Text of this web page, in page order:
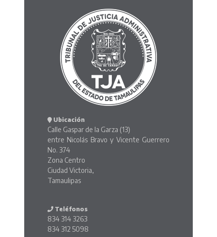
Ubicación
Calle Gaspar de la Garza (13)
entre Nicolás Bravo y Vicente Guerrero
No. 374
Zona Centro
Ciudad Victoria,
Tamaulipas
Teléfonos
834 314 3263
834 312 5098